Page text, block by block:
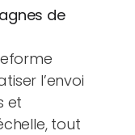
de
l’envoi
et
tout